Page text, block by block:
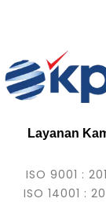
Layanan
ISO 9001 :
ISO 14001 :